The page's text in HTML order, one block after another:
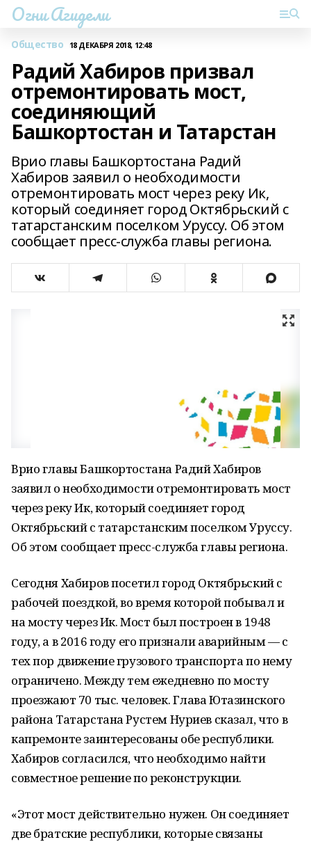
Огни Агидели
Общество 18 ДЕКАБРЯ 2018, 12:48
Радий Хабиров призвал
отремонтировать мост,
соединяющий
Башкортостан и Татарстан
Врио главы Башкортостана Радий
Хабиров заявил о необходимости
отремонтировать мост через реку Ик,
который соединяет город Октябрьский с
татарстанским поселком Уруссу. Об этом
сообщает пресс-служба главы региона.
Врио главы Башкортостана Радий Хабиров
заявил о необходимости отремонтировать мост
через реку Ик, который соединяет город
Октябрьский с татарстанским поселком Уруссу.
Об этом сообщает пресс-служба главы региона.
Сегодня Хабиров посетил город Октябрьский с
рабочей поездкой, во время которой побывал и
на мосту через Ик. Мост был построен в 1948
году, а в 2016 году его признали аварийным — с
тех пор движение грузового транспорта по нему
ограничено. Между тем ежедневно по мосту
проезжают 70 тыс. человек. Глава Ютазинского
района Татарстана Рустем Нуриев сказал, что в
капремонте заинтересованы обе республики.
Хабиров согласился, что необходимо найти
совместное решение по реконструкции.
«Этот мост действительно нужен. Он соединяет
две братские республики, которые связаны